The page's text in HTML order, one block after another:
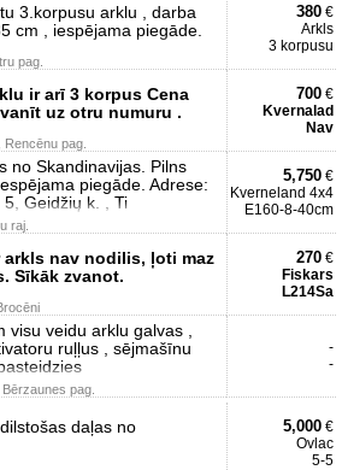
3.korpusu arklu , darba
cm , iespējama piegāde.
pag.
380 €
Arkls
3 korpusu
ir arī 3 korpus Cena
uz otru numuru .
Rencēnu pag.
700 €
Kvernalad
Nav
no Skandinavijas. Pilns
piegāde. Adrese:
5, Geidžių k. , Ti
raj.
5,750 €
Kverneland 4x4
E160-8-40cm
arkls nav nodilis, ļoti maz
Sīkāk zvanot.
270 €
Fiskars
L214Sa
visu veidu arklu galvas ,
ruļļus , sējmašīnu
pag.
-
-
daļas no
5,000 €
Ovlac
5-5